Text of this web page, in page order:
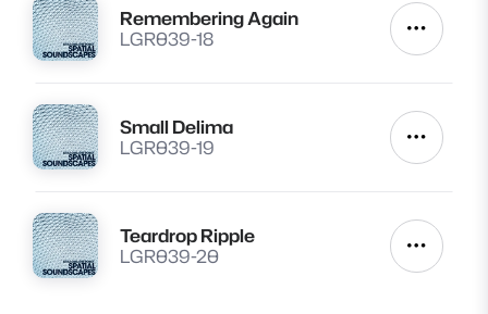
Lire
Remembering Again
LGR039-18
Autres
Lire
Small Delima
LGR039-19
Autres
Lire
Teardrop Ripple
LGR039-20
Autres